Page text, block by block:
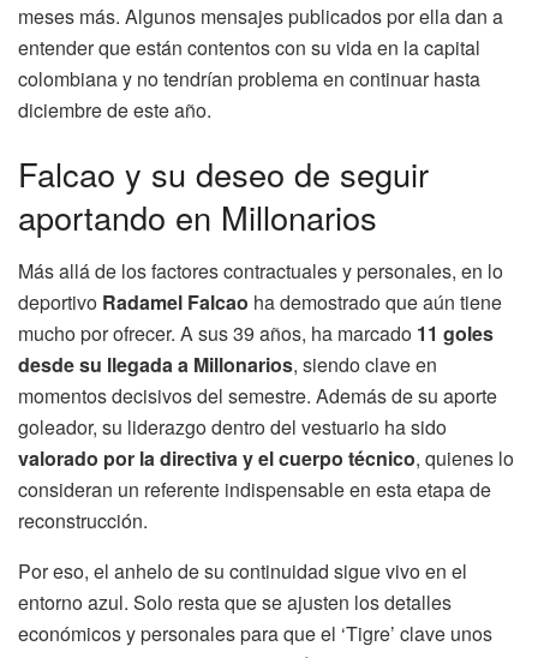
meses más. Algunos mensajes publicados por ella dan a
entender que están contentos con su vida en la capital
colombiana y no tendrían problema en continuar hasta
diciembre de este año.
Falcao y su deseo de seguir
aportando en Millonarios
Más allá de los factores contractuales y personales, en lo
deportivo Radamel Falcao ha demostrado que aún tiene
mucho por ofrecer. A sus 39 años, ha marcado 11 goles
desde su llegada a Millonarios, siendo clave en
momentos decisivos del semestre. Además de su aporte
goleador, su liderazgo dentro del vestuario ha sido
valorado por la directiva y el cuerpo técnico, quienes lo
consideran un referente indispensable en esta etapa de
reconstrucción.
Por eso, el anhelo de su continuidad sigue vivo en el
entorno azul. Solo resta que se ajusten los detalles
económicos y personales para que el ‘Tigre’ clave unos